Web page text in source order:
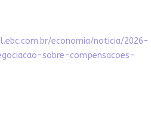
economia/noticia/2026-
sobre-compensacoes-